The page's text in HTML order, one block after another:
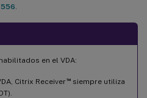
en el VDA:
Citrix Receiver™siempre utiliza